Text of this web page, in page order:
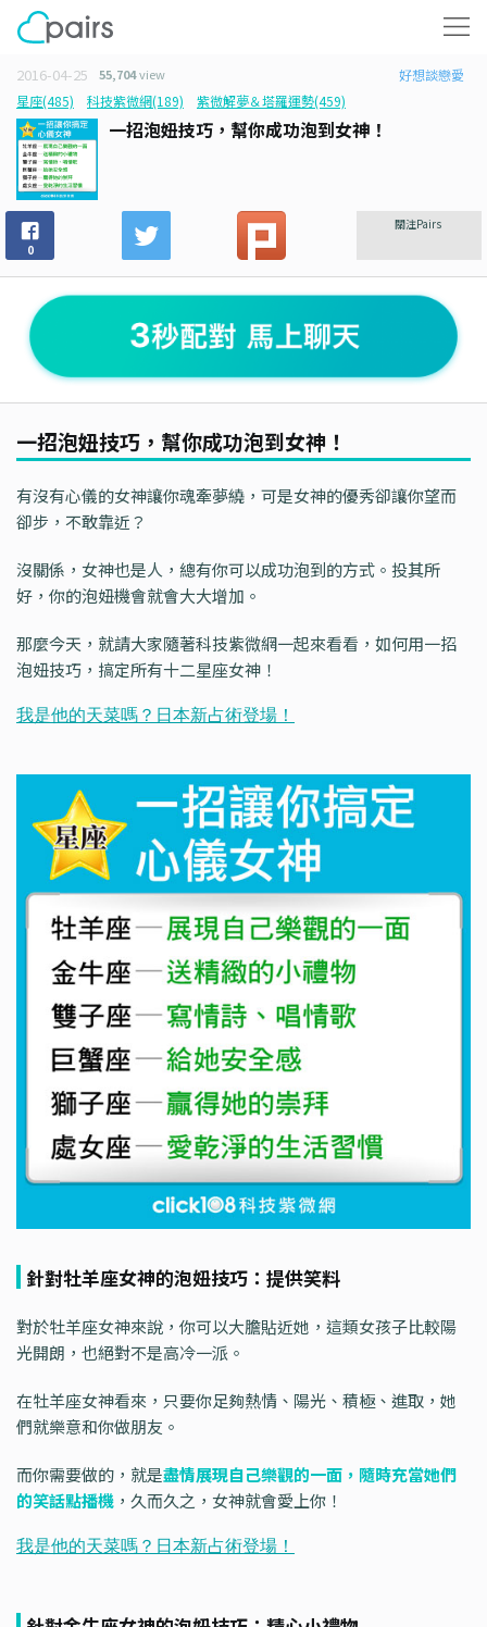
2016-04-25 55,704view
好想談戀愛
星座(485)
科技紫微網(189) 紫微解夢＆塔羅運勢(459)
一招泡妞技巧，幫你成功泡到女神！
0
關注Pairs
一招泡妞技巧，幫你成功泡到女神！
有沒有心儀的女神讓你魂牽夢繞，可是女神的優秀卻讓你望而
卻步，不敢靠近？
沒關係，女神也是人，總有你可以成功泡到的方式。投其所
好，你的泡妞機會就會大大增加。
那麼今天，就請大家隨著科技紫微網一起來看看，如何用一招
泡妞技巧，搞定所有十二星座女神！
針對牡羊座女神的泡妞技巧：提供笑料
對於牡羊座女神來說，你可以大膽貼近她，這類女孩子比較陽
光開朗，也絕對不是高冷一派。
在牡羊座女神看來，只要你足夠熱情、陽光、積極、進取，她
們就樂意和你做朋友。
而你需要做的，就是盡情展現自己樂觀的一面，隨時充當她們
的笑話點播機 ，久而久之，女神就會愛上你！